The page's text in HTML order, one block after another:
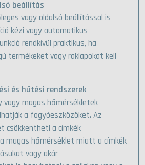
beállítás
vagy oldalsó beállítással is
kézi vagy automatikus
rendkívül praktikus, ha
termékeket vagy raklapokat kell
és hűtési rendszerek
vagy magas hőmérsékletek
a fogyóeszközöket. Az
csökkentheti a címkék
magas hőmérséklet miatt a címkék
vagy akár